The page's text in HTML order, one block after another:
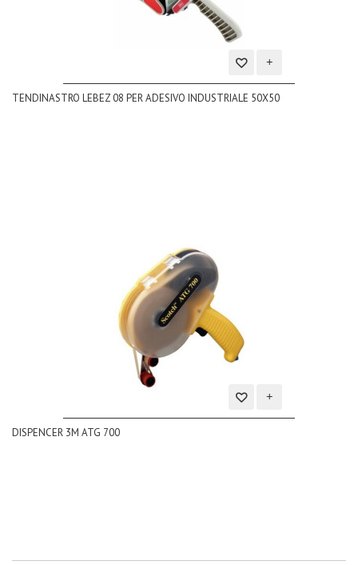
Aggiungi
alla
TENDINASTRO LEBEZ 08 PER ADESIVO INDUSTRIALE 50X50
Aggiungi
DISPENCER 3M ATG 700